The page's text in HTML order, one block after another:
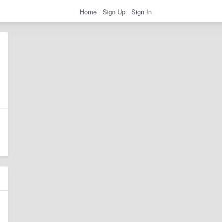
Home Sign Up Sign In